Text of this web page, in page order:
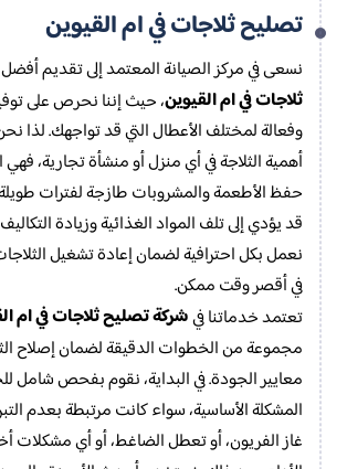
تصليح ثلاجات في ام القيوين
نسعى في مركز الصيانة المعتمد إلى تقديم
ثلاجات في ام القيوين، حيث إننا نحرص على
وفعالة لمختلف الأعطال التي قد تواجهك. لذا
أهمية الثلاجة في أي منزل أو منشأة تجارية،
حفظ الأطعمة والمشروبات طازجة لفترات
قد يؤدي إلى تلف المواد الغذائية وزيادة
نعمل بكل احترافية لضمان إعادة تشغيل
في أقصر وقت ممكن.
تعتمد خدماتنا فيشركة تصليح ثلاجات في ام
مجموعة من الخطوات الدقيقة لضمان إصلاح
معايير الجودة. في البداية، نقوم بفحص شامل
المشكلة الأساسية، سواء كانت مرتبطة بعدم
غاز الفريون، أو تعطل الضاغط، أو أي مشكلات